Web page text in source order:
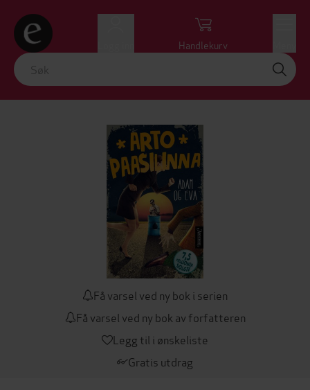
Handlekurv
Få varsel ved ny bok i serien
Få varsel ved ny bok av forfatteren
Legg til i ønskeliste
Gratis utdrag